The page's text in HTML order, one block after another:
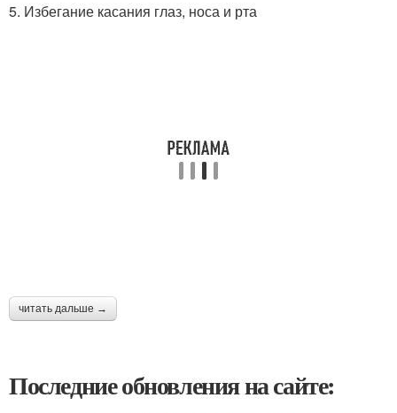
5. Избегание касания глаз, носа и рта
читать дальше →
Последние обновления на сайте: